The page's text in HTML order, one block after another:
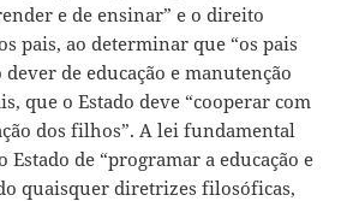
e de ensinar” e o direito
pais, ao determinar que “os pais
de educação e manutenção
que o Estado deve “cooperar com
dos filhos”. A lei fundamental
Estado de “programar a educação e
quaisquer diretrizes filosóficas,